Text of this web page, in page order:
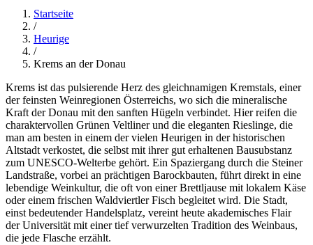
Startseite
/
Heurige
/
Krems an der Donau
Krems ist das pulsierende Herz des gleichnamigen Kremstals, einer
der feinsten Weinregionen Österreichs, wo sich die mineralische
Kraft der Donau mit den sanften Hügeln verbindet. Hier reifen die
charaktervollen Grünen Veltliner und die eleganten Rieslinge, die
man am besten in einem der vielen Heurigen in der historischen
Altstadt verkostet, die selbst mit ihrer gut erhaltenen Bausubstanz
zum UNESCO-Welterbe gehört. Ein Spaziergang durch die Steiner
Landstraße, vorbei an prächtigen Barockbauten, führt direkt in eine
lebendige Weinkultur, die oft von einer Brettljause mit lokalem Käse
oder einem frischen Waldviertler Fisch begleitet wird. Die Stadt,
einst bedeutender Handelsplatz, vereint heute akademisches Flair
der Universität mit einer tief verwurzelten Tradition des Weinbaus,
die jede Flasche erzählt.